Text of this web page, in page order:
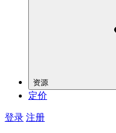
资源
定价
登录 注册